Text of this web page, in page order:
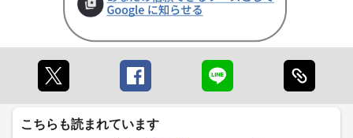
こちらも読まれています